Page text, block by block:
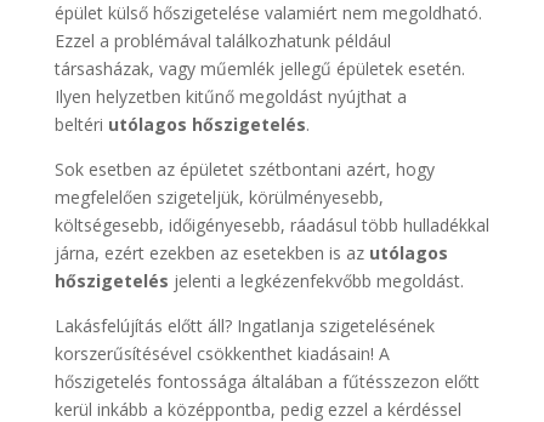
épület külső hőszigetelése valamiért nem megoldható.
Ezzel a problémával találkozhatunk például
társasházak, vagy műemlék jellegű épületek esetén.
Ilyen helyzetben kitűnő megoldást nyújthat a
beltéri utólagos hőszigetelés.
Sok esetben az épületet szétbontani azért, hogy
megfelelően szigeteljük, körülményesebb,
költségesebb, időigényesebb, ráadásul több hulladékkal
járna, ezért ezekben az esetekben is az utólagos
hőszigetelés jelenti a legkézenfekvőbb megoldást.
Lakásfelújítás előtt áll? Ingatlanja szigetelésének
korszerűsítésével csökkenthet kiadásain! A
hőszigetelés fontossága általában a fűtésszezon előtt
kerül inkább a középpontba, pedig ezzel a kérdéssel